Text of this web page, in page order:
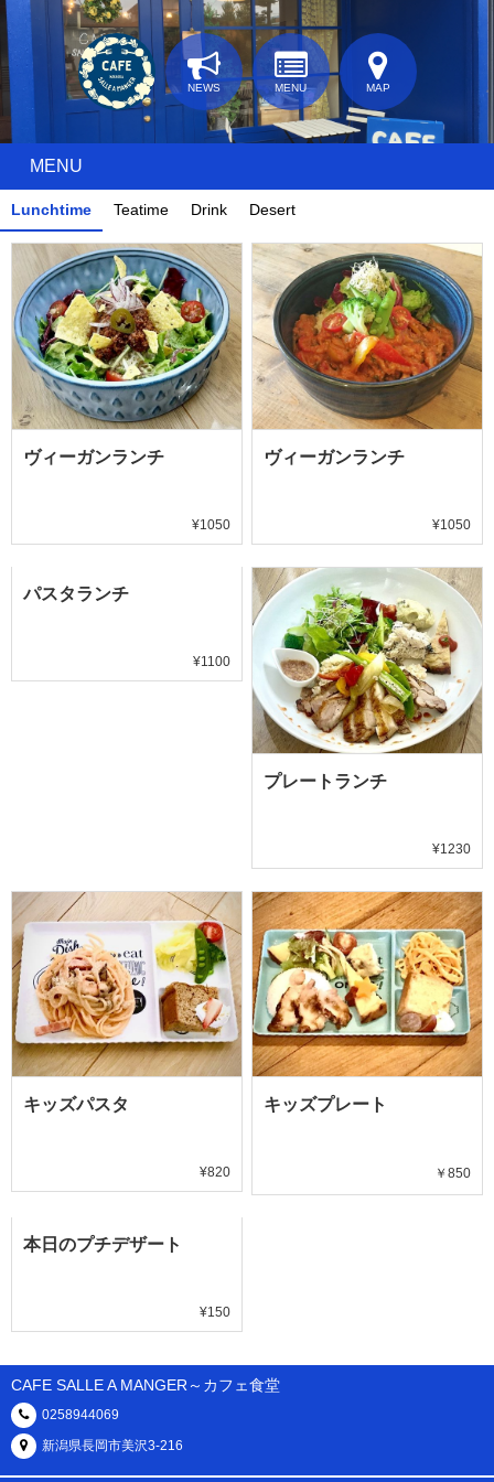
NEWS MENU MAP
MENU
Lunchtime Teatime Drink Desert
ヴィーガンランチ
¥1050
ヴィーガンランチ
¥1050
パスタランチ
¥1100
プレートランチ
¥1230
キッズパスタ
¥820
キッズプレート
￥850
本日のプチデザート
¥150
CAFE SALLE A MANGER～カフェ食堂
0258944069
新潟県長岡市美沢3-216